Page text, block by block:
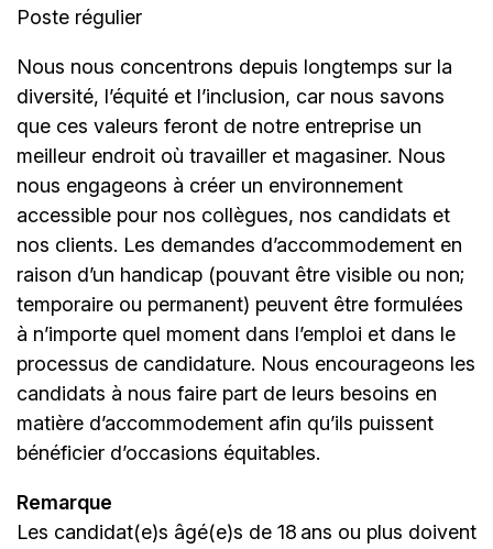
Poste régulier
Nous nous concentrons depuis longtemps sur la
diversité, l’équité et l’inclusion, car nous savons
que ces valeurs feront de notre entreprise un
meilleur endroit où travailler et magasiner. Nous
nous engageons à créer un environnement
accessible pour nos collègues, nos candidats et
nos clients. Les demandes d’accommodement en
raison d’un handicap (pouvant être visible ou non;
temporaire ou permanent) peuvent être formulées
à n’importe quel moment dans l’emploi et dans le
processus de candidature. Nous encourageons les
candidats à nous faire part de leurs besoins en
matière d’accommodement afin qu’ils puissent
bénéficier d’occasions équitables.
Remarque
Les candidat(e)s âgé(e)s de 18 ans ou plus doivent